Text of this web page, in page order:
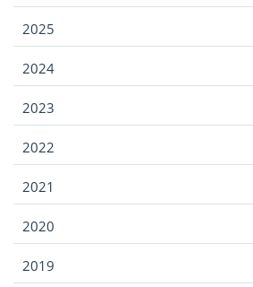
2025
2024
2023
2022
2021
2020
2019